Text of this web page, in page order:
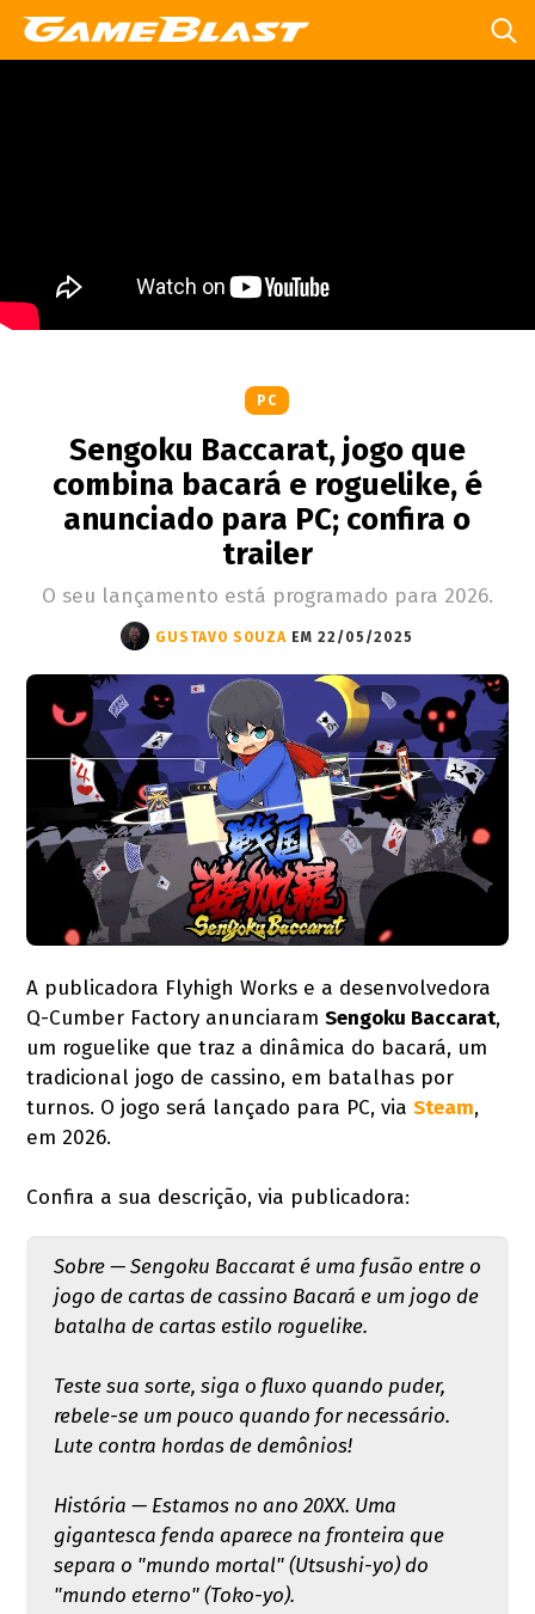
PC
Sengoku Baccarat, jogo que
combina bacará e roguelike, é
anunciado para PC; confira o
trailer
O seu lançamento está programado para 2026.
GUSTAVO SOUZA EM 22/05/2025
A publicadora Flyhigh Works e a desenvolvedora
Q-Cumber Factory anunciaramSengoku Baccarat,
um roguelike que traz a dinâmica do bacará, um
tradicional jogo de cassino, em batalhas por
turnos. O jogo será lançado para PC, viaSteam,
em 2026.
Confira a sua descrição, via publicadora:
Sobre — Sengoku Baccarat é uma fusão entre o
jogo de cartas de cassino Bacará e um jogo de
batalha de cartas estilo roguelike.
Teste sua sorte, siga o fluxo quando puder,
rebele-se um pouco quando for necessário.
Lute contra hordas de demônios!
História — Estamos no ano 20XX. Uma
gigantesca fenda aparece na fronteira que
separa o "mundo mortal" (Utsushi-yo) do
"mundo eterno" (Toko-yo).